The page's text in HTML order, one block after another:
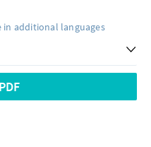
additional languages